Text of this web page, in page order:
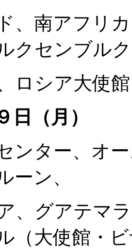
、南アフリ
クセンブル
ロシア大使
日（月）
ンター、オ
ーン、
、グアテマ
（大使館・